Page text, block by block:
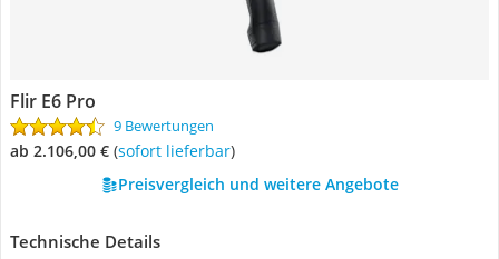
Flir E6 Pro
9 Bewertungen
ab 2.106,00 € ( Sofort lieferbar)
Preisvergleich und weitere Angebote
Technische Details